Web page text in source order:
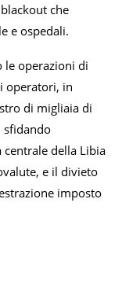
che
e ospedali.
le operazioni di
operatori, in
di migliaia di
sfidando
centrale della Libia
e il divieto
imposto